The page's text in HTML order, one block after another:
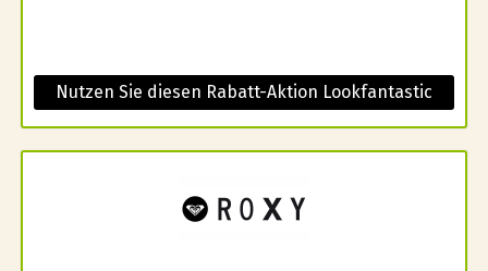
Nutzen Sie diesen Rabatt-Aktion Lookfantastic